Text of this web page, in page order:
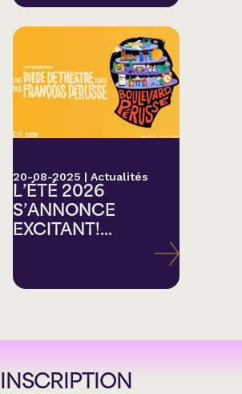
20-08-2025 | Actualités
L’ÉTÉ 2026
S’ANNONCE
EXCITANT!...
INSCRIPTION